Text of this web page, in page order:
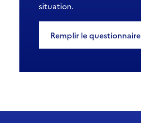
situation.
Remplir le questionnaire